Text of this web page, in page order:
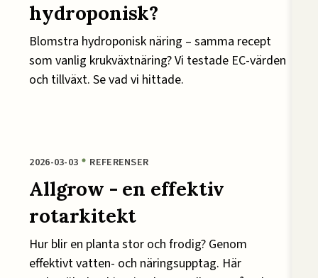
hydroponisk?
Blomstra hydroponisk näring – samma recept
som vanlig krukväxtnäring? Vi testade EC-värden
och tillväxt. Se vad vi hittade.
2026-03-03 REFERENSER
Allgrow - en effektiv
rotarkitekt
Hur blir en planta stor och frodig? Genom
effektivt vatten- och näringsupptag. Här